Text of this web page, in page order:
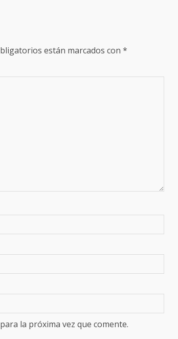
están marcados con *
la próxima vez que comente.